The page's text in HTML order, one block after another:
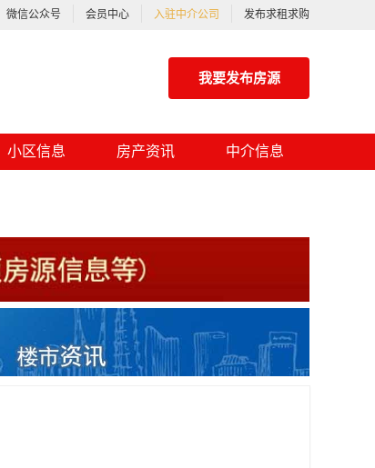
微信公众号 会员中心 入驻中介公司 发布求租求购
我要发布房源
小区信息 房产资讯 中介信息